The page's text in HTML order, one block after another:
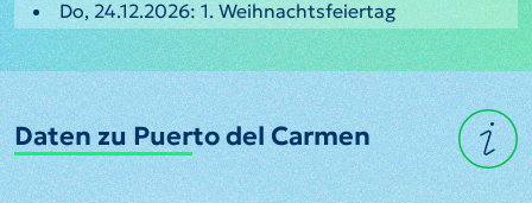
Do, 24.12.2026: 1. Weihnachtsfeiertag
Daten zu Puerto del Carmen